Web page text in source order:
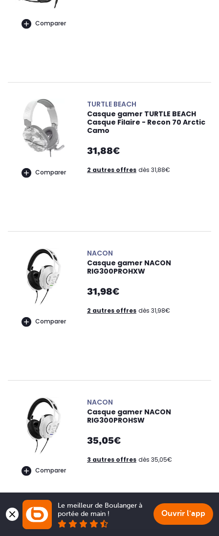
Comparer
Comparer
TURTLE BEACH
Casque gamer TURTLE BEACH
Casque Filaire - Recon 70 Arctic
Camo
31,88€
2 autres offres dès 31,88€
Comparer
NACON
Casque gamer NACON
RIG300PROHXW
31,98€
2 autres offres dès 31,98€
Comparer
NACON
Casque gamer NACON
RIG300PROHSW
35,05€
3 autres offres dès 35,05€
Le meilleur de Boulanger à
portée de main !
Ouvrir l'app